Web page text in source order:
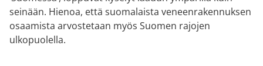
seinään. Hienoa, että suomalaista veneenrakennuksen
osaamista arvostetaan myös Suomen rajojen
ulkopuolella.